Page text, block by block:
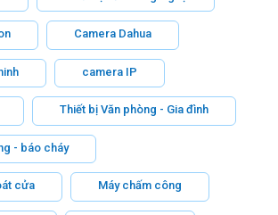
Camera Dahua
camera IP
Thiết bị Văn phòng - Gia đình
- báo cháy
cửa Máy chấm công